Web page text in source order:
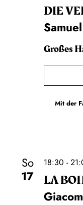
DIE
Großes
Mit der
So
17
18:30 -
LA